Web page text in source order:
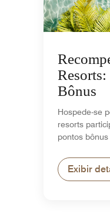
Bônus
Hospede-se
resorts
pontos
Exibir